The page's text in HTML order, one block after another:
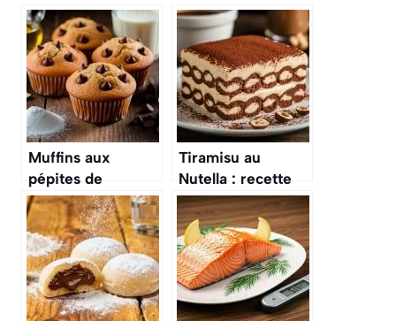
Muffins aux
pépites de
chocolat : recette
facile et
gourmande
Tiramisu au
Nutella : recette
Gourmande et
Facile